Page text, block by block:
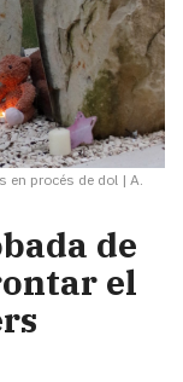
en procés de dol | A.
de
el